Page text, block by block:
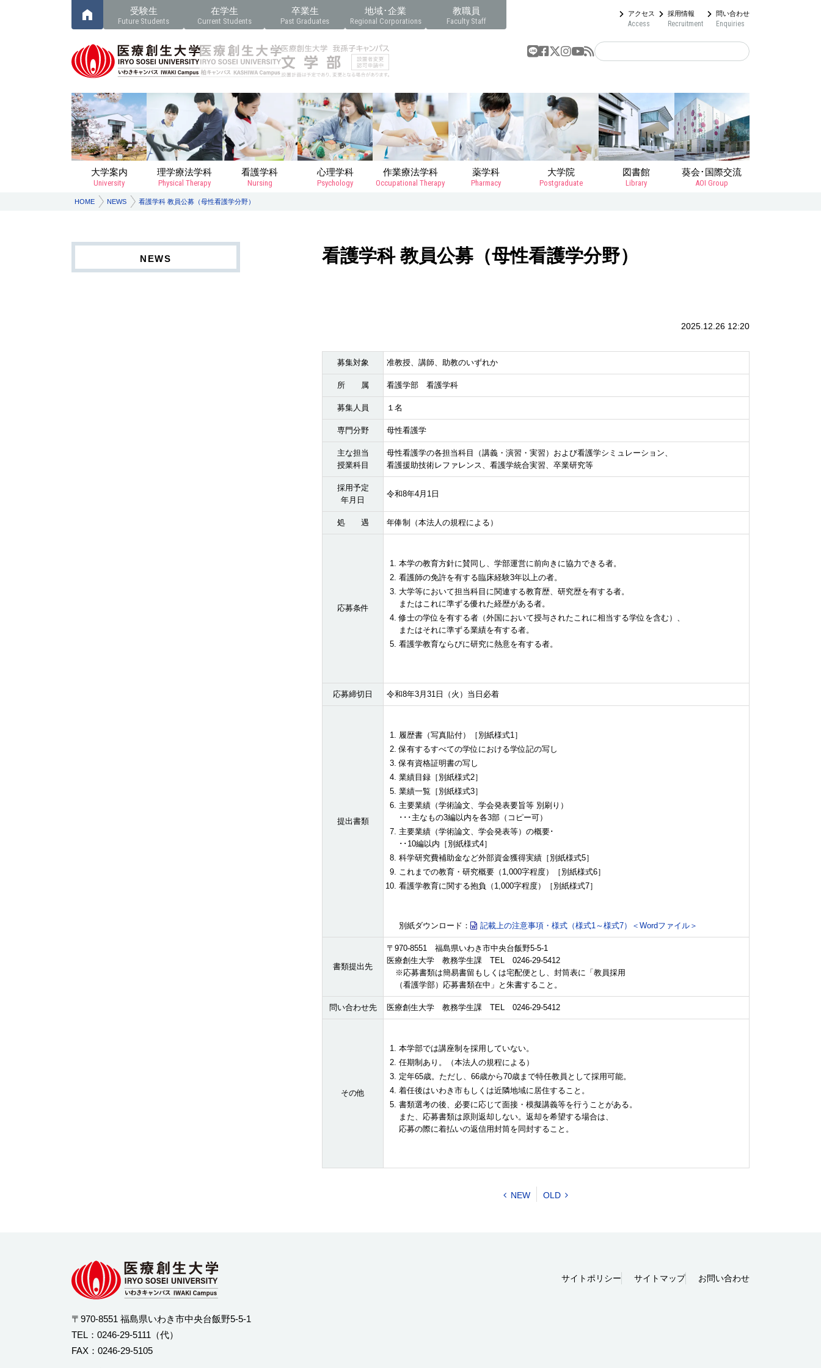
受験生
Future Students
在学生
Current Students
卒業生
Past Graduates
地域･企業
Regional Corporations
教職員
Faculty Staff
アクセス
Access
採用情報
Recruitment
問い合わせ
Enquiries
大学案内
University
理学療法学科
Physical Therapy
看護学科
Nursing
心理学科
Psychology
作業療法学科
Occupational Therapy
薬学科
Pharmacy
大学院
Postgraduate
図書館
Library
葵会･国際交流
AOI Group
HOME NEWS 看護学科 教員公募（母性看護学分野）
看護学科 教員公募（母性看護学分野）
2025.12.26 12:20
募集対象 准教授、講師、助教のいずれか
所 属 看護学部 看護学科
募集人員 １名
専門分野 母性看護学
主な担当
授業科目
母性看護学の各担当科目（講義・演習・実習）および看護学シミュレーション、
看護援助技術レファレンス、看護学統合実習、卒業研究等
採用予定
年月日
令和8年4月1日
処 遇 年俸制（本法人の規程による）
応募条件
本学の教育方針に賛同し、学部運営に前向きに協力できる者。
看護師の免許を有する臨床経験3年以上の者。
大学等において担当科目に関連する教育歴、研究歴を有する者。
またはこれに準ずる優れた経歴がある者。
修士の学位を有する者（外国において授与されたこれに相当する学位を含む）、
またはそれに準ずる業績を有する者。
看護学教育ならびに研究に熱意を有する者。
応募締切日 令和8年3月31日（火）当日必着
提出書類
履歴書（写真貼付）［別紙様式1］
保有するすべての学位における学位記の写し
保有資格証明書の写し
業績目録［別紙様式2］
業績一覧［別紙様式3］
主要業績（学術論文、学会発表要旨等 別刷り）
･･･主なもの3編以内を各3部（コピー可）
主要業績（学術論文、学会発表等）の概要･
･･10編以内［別紙様式4］
科学研究費補助金など外部資金獲得実績［別紙様式5］
これまでの教育・研究概要（1,000字程度）［別紙様式6］
看護学教育に関する抱負（1,000字程度）［別紙様式7］
別紙ダウンロード： 記載上の注意事項・様式（様式1～様式7）＜Wordファイル＞
書類提出先
〒970-8551 福島県いわき市中央台飯野5-5-1
医療創生大学 教務学生課 TEL 0246-29-5412
※応募書類は簡易書留もしくは宅配便とし、封筒表に「教員採用
（看護学部）応募書類在中」と朱書すること。
問い合わせ先 医療創生大学 教務学生課 TEL 0246-29-5412
その他
本学部では講座制を採用していない。
任期制あり。（本法人の規程による）
定年65歳。ただし、66歳から70歳まで特任教員として採用可能。
着任後はいわき市もしくは近隣地域に居住すること。
書類選考の後、必要に応じて面接・模擬講義等を行うことがある。
また、応募書類は原則返却しない。返却を希望する場合は、
応募の際に着払いの返信用封筒を同封すること。
NEW OLD
NEWS
サイトポリシー サイトマップ お問い合わせ
〒970-8551 福島県いわき市中央台飯野5-5-1
TEL： 0246-29-5111 （代）
FAX：0246-29-5105